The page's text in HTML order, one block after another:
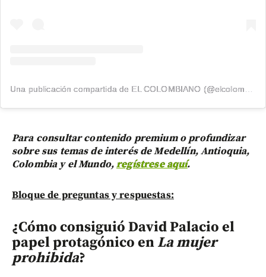
Para consultar contenido premium o profundizar
sobre sus temas de interés de Medellín, Antioquia,
Colombia y el Mundo,regístrese aquí.
Bloque de preguntas y respuestas:
¿Cómo consiguió David Palacio el
papel protagónico en La mujer
prohibida?